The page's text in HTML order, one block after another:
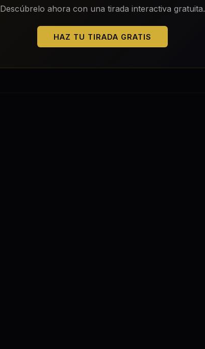
Descúbrelo ahora con una tirada interactiva gratuita.
HAZ TU TIRADA GRATIS